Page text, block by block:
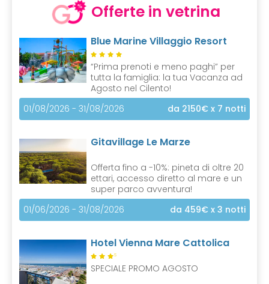
Offerte in vetrina
Blue Marine Villaggio Resort
“Prima prenoti e meno paghi” per
tutta la famiglia: la tua Vacanza ad
Agosto nel Cilento!
01/08/2026 - 31/08/2026
da 2150€ x 7 notti
Gitavillage Le Marze
Offerta fino a -10%: pineta di oltre 20
ettari, accesso diretto al mare e un
super parco avventura!
01/06/2026 - 31/08/2026
da 459€ x 3 notti
Hotel Vienna Mare Cattolica
S
SPECIALE PROMO AGOSTO